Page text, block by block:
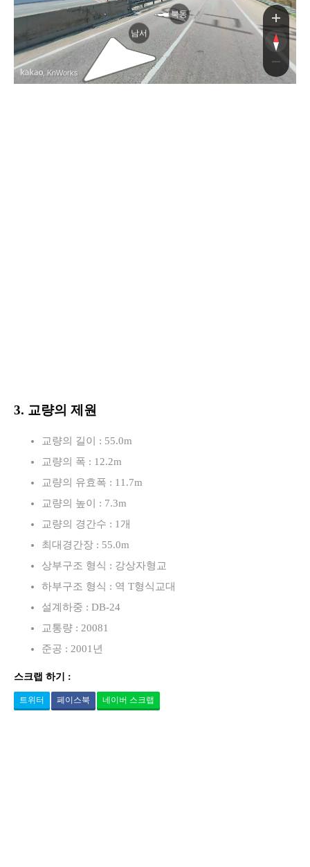
남서
북동
, KnWorks
3. 교량의 제원
교량의 길이 : 55.0m
교량의 폭 : 12.2m
교량의 유효폭 : 11.7m
교량의 높이 : 7.3m
교량의 경간수 : 1개
최대경간장 : 55.0m
상부구조 형식 : 강상자형교
하부구조 형식 : 역 T형식교대
설계하중 : DB-24
교통량 : 20081
준공 : 2001년
스크랩 하기 :
트위터 페이스북 네이버 스크랩